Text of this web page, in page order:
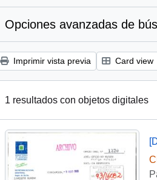
Opciones avanzadas de
Imprimir vista previa Card view
1 resultados con objetos digitales